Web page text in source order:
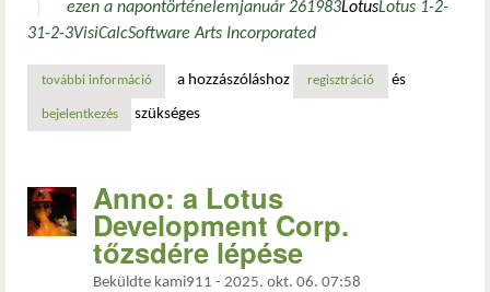
ezen a napontörténelemjanuár 261983LotusLotus 1-2-
31-2-3VisiCalcSoftware Arts Incorporated
további információa lotus 1-2-3 megjelenése: a táblázatkezelők forradalma
a hozzászóláshoz regisztráció és
bejelentkezés szükséges
Anno: a Lotus
Development Corp.
tőzsdére lépése
Beküldte kami911 - 2025. okt. 06. 07:58